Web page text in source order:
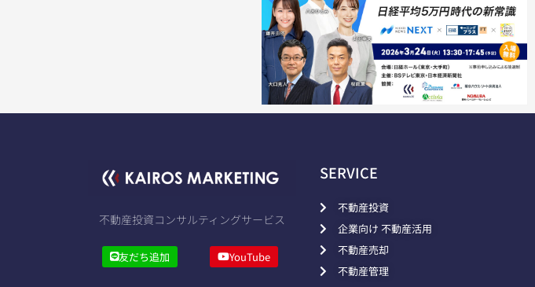
不動産投資コンサルティングサービス
友だち追加 YouTube
SERVICE
不動産投資
企業向け 不動産活用
不動産売却
不動産管理